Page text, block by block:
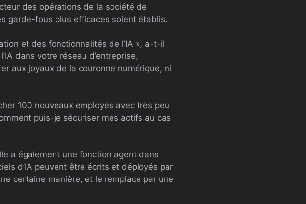
des opérations de la société de
garde-fous plus efficaces soient établis.
et des fonctionnalités de l’IA », a-t-il
dans votre réseau d’entreprise,
aux joyaux de la couronne numérique, ni
100 nouveaux employés avec très peu
puis-je sécuriser mes actifs au cas
a également une fonction agent dans
d’IA peuvent être écrits et déployés par
certaine manière, et le remplace par une